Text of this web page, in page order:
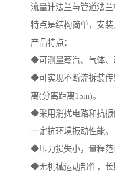
流量计法兰与管道法
特点是结构简单，安装
产品特点：
◆可测量蒸汽、气体、
◆可实现不断流拆装传
离(分离距离15m)。
◆采用消扰电路和抗振
一定抗环境振动性能。
◆压力损失小，量程范
◆无机械运动部件，长